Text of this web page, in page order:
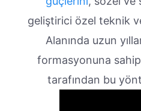
geliştirici özel teknik
Alanında uzun
formasyonuna
tarafından bu